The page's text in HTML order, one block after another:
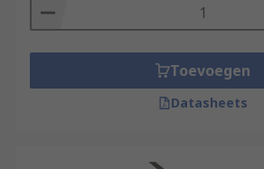
Toevoegen
Datasheets